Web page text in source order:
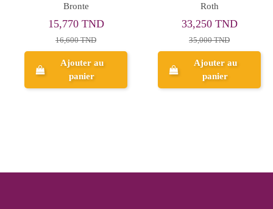
Paulo Coelho
28,405 TND
29,900 TND
Ajouter au
panier
Rooney
42,750 TND
45,000 TND
Ajouter au
panier